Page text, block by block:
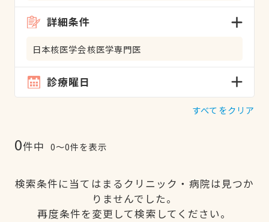
詳細条件
日本核医学会核医学専門医
診療曜日
すべてをクリア
0件中 0〜0件を表示
検索条件に当てはまるクリニック・病院は見つか
りませんでした。
再度条件を変更して検索してください。